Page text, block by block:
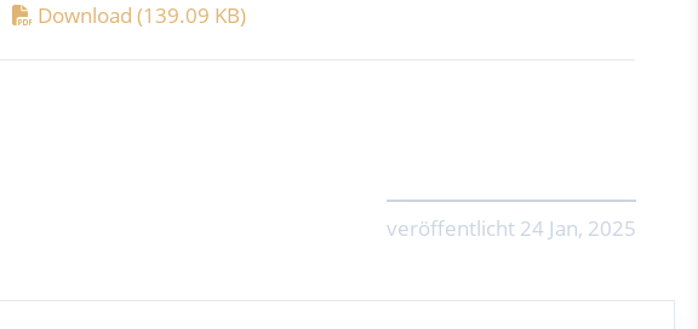
Download (139.09 KB)
veröffentlicht 24 Jan, 2025